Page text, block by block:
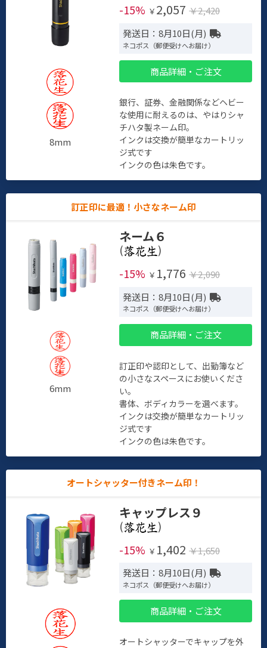
8mm
-15% ￥ 2,057 ￥2,420
発送日：8月10日(月)
ネコポス（郵便受けへお届け）
商品詳細・ご注文
銀行、証券、金融関係などヘビー
な使用に耐えるのは、やはりシャ
チハタ製ネーム印。
インクは交換が簡単なカートリッ
ジ式です
インクの色は朱色です。
訂正印に最適！小さなネーム印
6mm
ネーム６
(
)
-15% ￥ 1,776 ￥2,090
発送日：8月10日(月)
ネコポス（郵便受けへお届け）
商品詳細・ご注文
訂正印や認印として、出勤簿など
の小さなスペースにお使いくださ
い。
書体、ボディカラーを選べます。
インクは交換が簡単なカートリッ
ジ式です
インクの色は朱色です。
オートシャッター付きネーム印！
キャップレス９
(
)
-15% ￥ 1,402 ￥1,650
発送日：8月10日(月)
ネコポス（郵便受けへお届け）
商品詳細・ご注文
オートシャッターでキャップを外